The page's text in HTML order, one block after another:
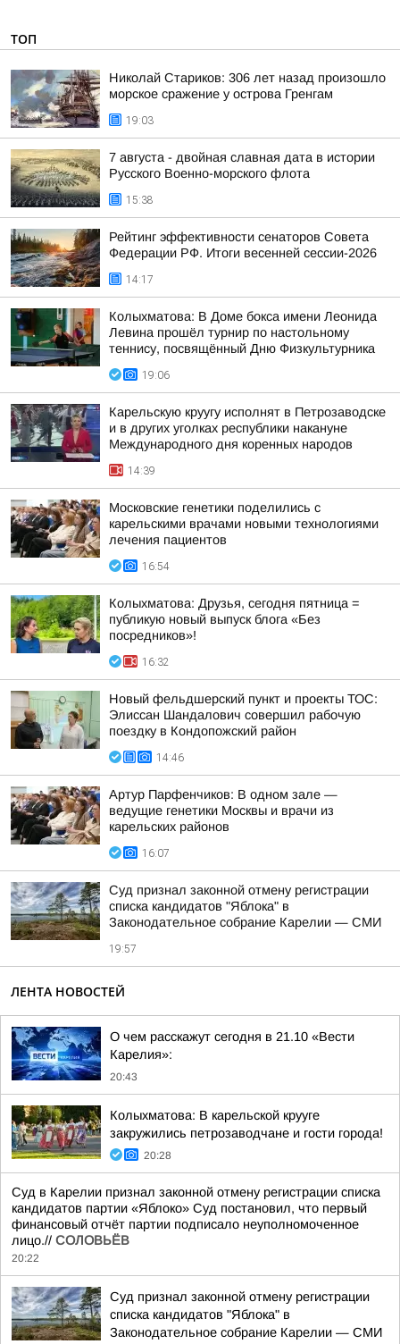
ТОП
Николай Стариков: 306 лет назад произошло
морское сражение у острова Гренгам
19:03
7 августа - двойная славная дата в истории
Русского Военно-морского флота
15:38
Рейтинг эффективности сенаторов Совета
Федерации РФ. Итоги весенней сессии-2026
14:17
Колыхматова: В Доме бокса имени Леонида
Левина прошёл турнир по настольному
теннису, посвящённый Дню Физкультурника
19:06
Карельскую круугу исполнят в Петрозаводске
и в других уголках республики накануне
Международного дня коренных народов
14:39
Московские генетики поделились с
карельскими врачами новыми технологиями
лечения пациентов
16:54
Колыхматова: Друзья, сегодня пятница =
публикую новый выпуск блога «Без
посредников»!
16:32
Новый фельдшерский пункт и проекты ТОС:
Элиссан Шандалович совершил рабочую
поездку в Кондопожский район
14:46
Артур Парфенчиков: В одном зале —
ведущие генетики Москвы и врачи из
карельских районов
16:07
Суд признал законной отмену регистрации
списка кандидатов "Яблока" в
Законодательное собрание Карелии — СМИ
19:57
ЛЕНТА НОВОСТЕЙ
О чем расскажут сегодня в 21.10 «Вести
Карелия»:
20:43
Колыхматова: В карельской крууге
закружились петрозаводчане и гости города!
20:28
Суд в Карелии признал законной отмену регистрации списка
кандидатов партии «Яблоко» Суд постановил, что первый
финансовый отчёт партии подписало неуполномоченное
лицо.// СОЛОВЬЁВ
20:22
Суд признал законной отмену регистрации
списка кандидатов "Яблока" в
Законодательное собрание Карелии — СМИ